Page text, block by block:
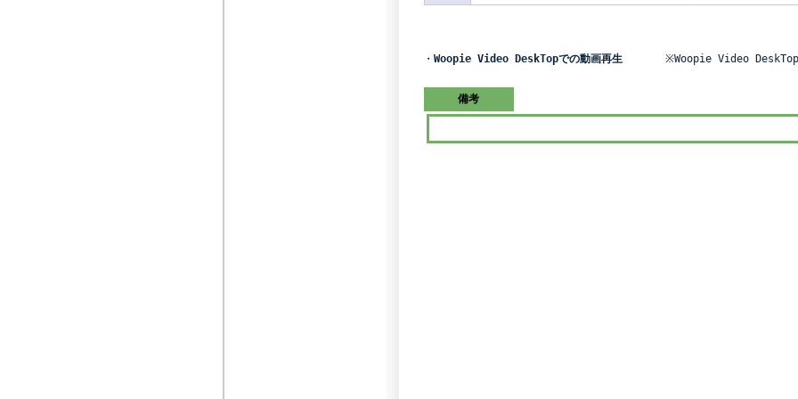
・ Woopie Video DeskTopでの動画再生 ※Woopie Video DeskTop
備考